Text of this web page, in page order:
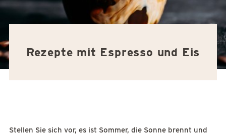
Rezepte mit Espresso und Eis
Stellen Sie sich vor, es ist Sommer, die Sonne brennt und